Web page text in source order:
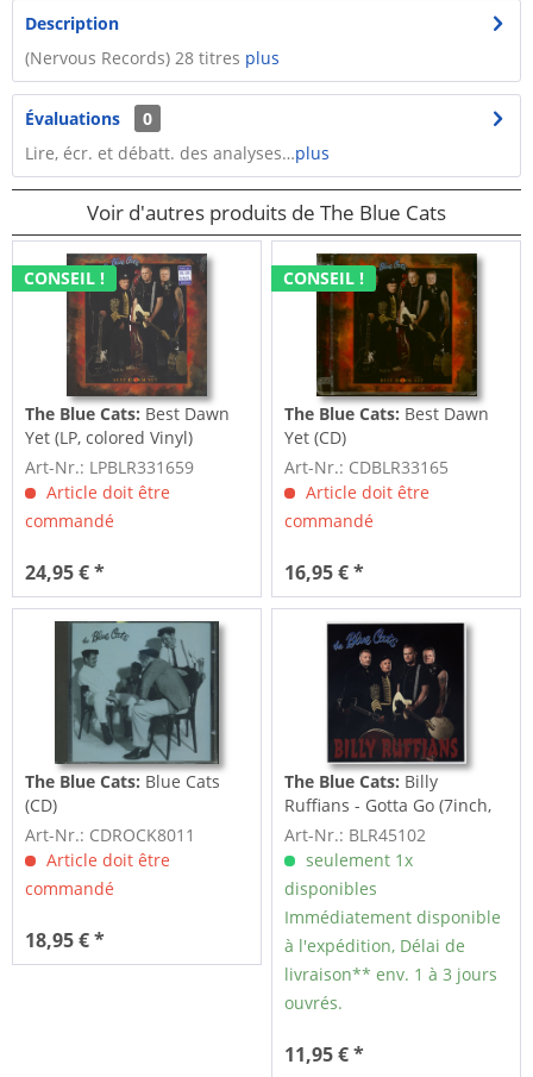
Description
(Nervous Records) 28 titres plus
Évaluations
0
Lire, écr. et débatt. des analyses…plus
Voir d'autres produits de The Blue Cats
CONSEIL !
The Blue Cats: Best Dawn
Yet (LP, colored Vinyl)
Art-Nr.: LPBLR331659
Article doit être
commandé
24,95 € *
CONSEIL !
The Blue Cats: Best Dawn
Yet (CD)
Art-Nr.: CDBLR33165
Article doit être
commandé
16,95 € *
The Blue Cats: Blue Cats
(CD)
Art-Nr.: CDROCK8011
Article doit être
commandé
18,95 € *
The Blue Cats: Billy
Ruffians - Gotta Go (7inch,
45rpm, PS)
Art-Nr.: BLR45102
seulement 1x
disponibles
Immédiatement disponible
à l'expédition, Délai de
livraison** env. 1 à 3 jours
ouvrés.
11,95 € *